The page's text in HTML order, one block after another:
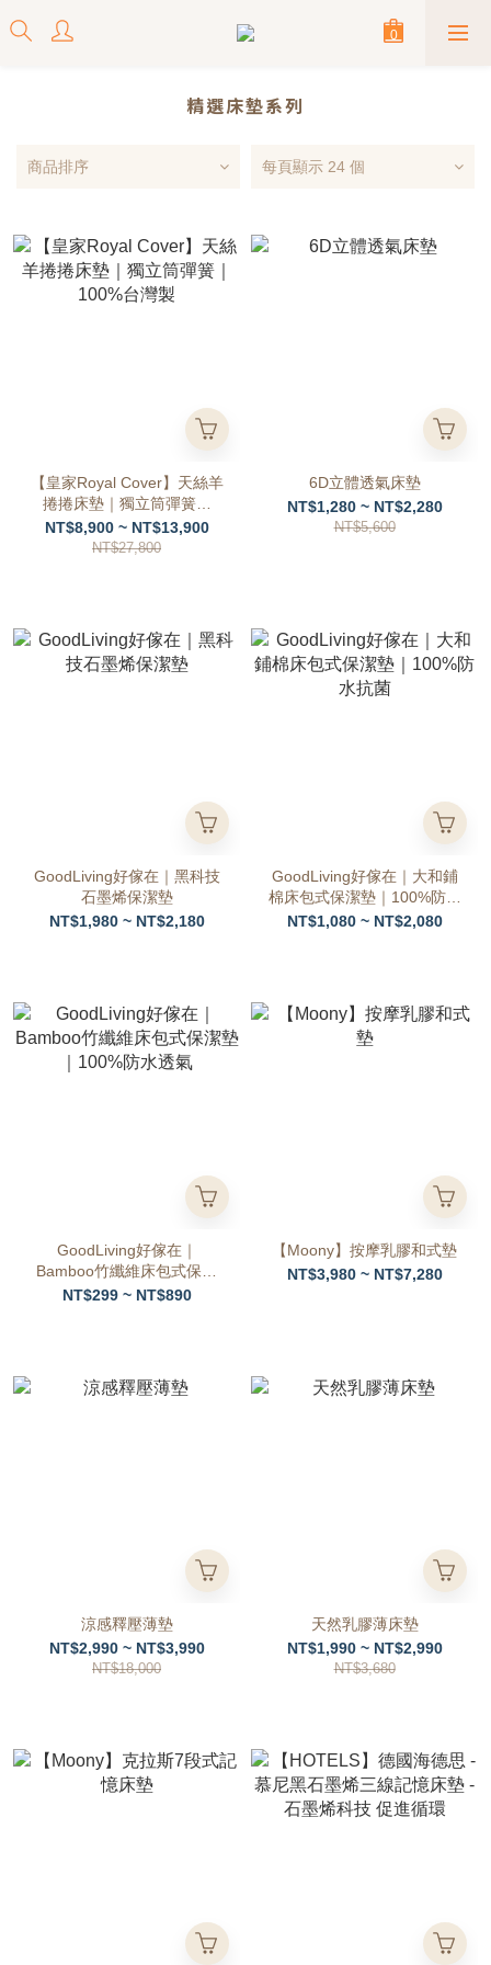
精選床墊系列
商品排序 每頁顯示 24 個
【皇家Royal Cover】天絲羊
捲捲床墊｜獨立筒彈簧｜
100%台灣製
NT$8,900 ~ NT$13,900
NT$27,800
6D立體透氣床墊
NT$1,280 ~ NT$2,280
NT$5,600
GoodLiving好傢在｜黑科技
石墨烯保潔墊
NT$1,980 ~ NT$2,180
GoodLiving好傢在｜大和鋪
棉床包式保潔墊｜100%防水
抗菌
NT$1,080 ~ NT$2,080
GoodLiving好傢在｜
Bamboo竹纖維床包式保潔
墊｜100%防水透氣
NT$299 ~ NT$890
【Moony】按摩乳膠和式墊
NT$3,980 ~ NT$7,280
涼感釋壓薄墊
NT$2,990 ~ NT$3,990
NT$18,000
天然乳膠薄床墊
NT$1,990 ~ NT$2,990
NT$3,680